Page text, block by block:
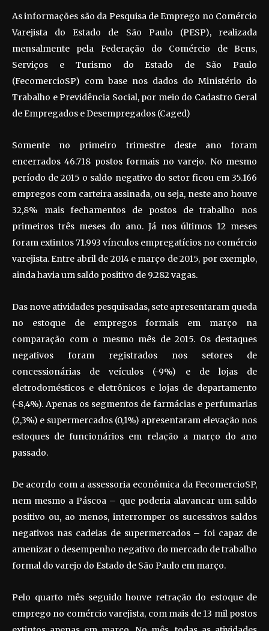
As informações são da Pesquisa de Emprego no Comércio
Varejista do Estado de São Paulo (PESP), realizada
mensalmente pela Federação do Comércio de Bens,
Serviços e Turismo do Estado de São Paulo
(FecomercioSP) com base nos dados do Ministério do
Trabalho e Previdência Social, por meio do Cadastro Geral
de Empregados e Desempregados (Caged)
Somente no primeiro trimestre deste ano foram
encerrados 46.718 postos formais no varejo. No mesmo
período de 2015 o saldo negativo do setor ficou em 35.166
empregos com carteira assinada, ou seja, neste ano houve
32,8% mais fechamentos de postos de trabalho nos
primeiros três meses do ano. Já nos últimos 12 meses
foram extintos 71.993 vínculos empregatícios no comércio
varejista. Entre abril de 2014 e março de 2015, por exemplo,
ainda havia um saldo positivo de 9.282 vagas.
Das nove atividades pesquisadas, sete apresentaram queda
no estoque de empregos formais em março na
comparação com o mesmo mês de 2015. Os destaques
negativos foram registrados nos setores de
concessionárias de veículos (-9%) e de lojas de
eletrodomésticos e eletrônicos e lojas de departamento
(-8,4%). Apenas os segmentos de farmácias e perfumarias
(2,3%) e supermercados (0,1%) apresentaram elevação nos
estoques de funcionários em relação a março do ano
passado.
De acordo com a assessoria econômica da FecomercioSP,
nem mesmo a Páscoa – que poderia alavancar um saldo
positivo ou, ao menos, interromper os sucessivos saldos
negativos nas cadeias de supermercados – foi capaz de
amenizar o desempenho negativo do mercado de trabalho
formal do varejo do Estado de São Paulo em março.
Pelo quarto mês seguido houve retração do estoque de
emprego no comércio varejista, com mais de 13 mil postos